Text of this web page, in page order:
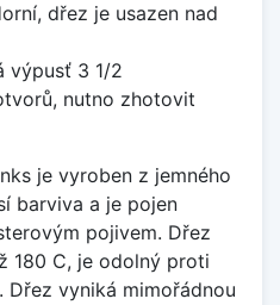
dřez je usazen nad
výpusť 3 1/2
nutno zhotovit
je vyroben z jemného
barviva a je pojen
pojivem. Dřez
180 C, je odolný proti
Dřez vyniká mimořádnou